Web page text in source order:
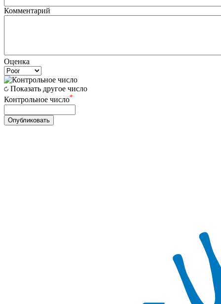
Комментарий
Оценка
Показать другое число
Контрольное число*